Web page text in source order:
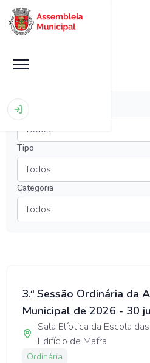
Início
Ano
Tipo
Categoria
3.ª Sessão Ordinária da
Municipal de 2026 - 30
Sala Elíptica da Escola
Edifício de Mafra
Ordinária